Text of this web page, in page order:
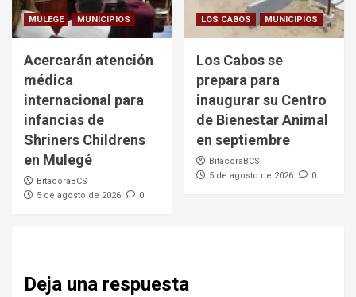
MULEGE MUNICIPIOS
Acercarán atención
médica
internacional para
infancias de
Shriners Childrens
en Mulegé
BitacoraBCS
5 de agosto de 2026
0
LOS CABOS MUNICIPIOS
Los Cabos se
prepara para
inaugurar su Centro
de Bienestar Animal
en septiembre
BitacoraBCS
5 de agosto de 2026
0
Deja una respuesta